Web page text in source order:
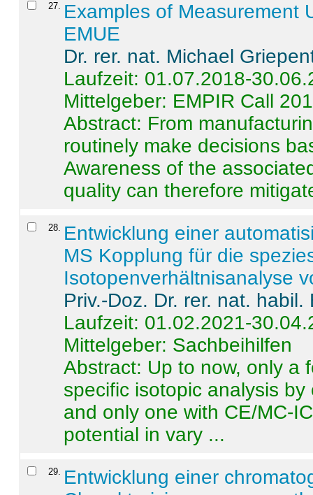
27. Examples of Measurement
EMUE
Dr. rer. nat. Michael
Laufzeit: 01.07.2018-
Mittelgeber: EMPIR Call
Abstract: From
routinely make decisions
Awareness of the
quality can therefore
28. Entwicklung einer
MS Kopplung für die
Isotopenverhältnisanalyse
Priv.-Doz. Dr. rer. nat.
Laufzeit: 01.02.2021-
Mittelgeber: Sachbeihilfen
Abstract: Up to now, only a
specific isotopic analysis
and only one with CE/MC-
potential in vary ...
29. Entwicklung einer